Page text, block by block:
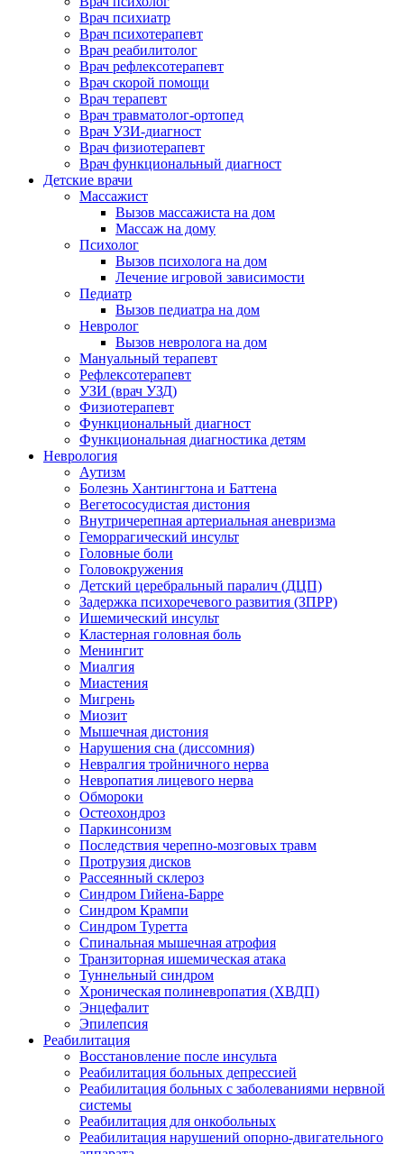
Врач психиатр
Врач психотерапевт
Врач реабилитолог
Врач рефлексотерапевт
Врач скорой помощи
Врач терапевт
Врач травматолог-ортопед
Врач УЗИ-диагност
Врач физиотерапевт
Врач функциональный диагност
Детские врачи
Массажист
Вызов массажиста на дом
Массаж на дому
Психолог
Вызов психолога на дом
Лечение игровой зависимости
Педиатр
Вызов педиатра на дом
Невролог
Вызов невролога на дом
Мануальный терапевт
Рефлексотерапевт
УЗИ (врач УЗД)
Физиотерапевт
Функциональный диагност
Функциональная диагностика детям
Неврология
Аутизм
Болезнь Хантингтона и Баттена
Вегетососудистая дистония
Внутричерепная артериальная аневризма
Геморрагический инсульт
Головные боли
Головокружения
Детский церебральный паралич (ДЦП)
Задержка психоречевого развития (ЗПРР)
Ишемический инсульт
Кластерная головная боль
Менингит
Миалгия
Миастения
Мигрень
Миозит
Мышечная дистония
Нарушения сна (диссомния)
Невралгия тройничного нерва
Невропатия лицевого нерва
Обмороки
Остеохондроз
Паркинсонизм
Последствия черепно-мозговых травм
Протрузия дисков
Рассеянный склероз
Синдром Гийена-Барре
Синдром Крампи
Синдром Туретта
Спинальная мышечная атрофия
Транзиторная ишемическая атака
Туннельный синдром
Хроническая полиневропатия (ХВДП)
Энцефалит
Эпилепсия
Реабилитация
Восстановление после инсульта
Реабилитация больных депрессией
Реабилитация больных с заболеваниями нервной
системы
Реабилитация для онкобольных
Реабилитация нарушений опорно-двигательного